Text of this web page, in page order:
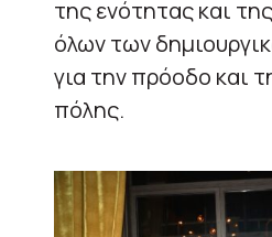
της ενότητας και
όλων των
για την πρόοδο και
πόλης.